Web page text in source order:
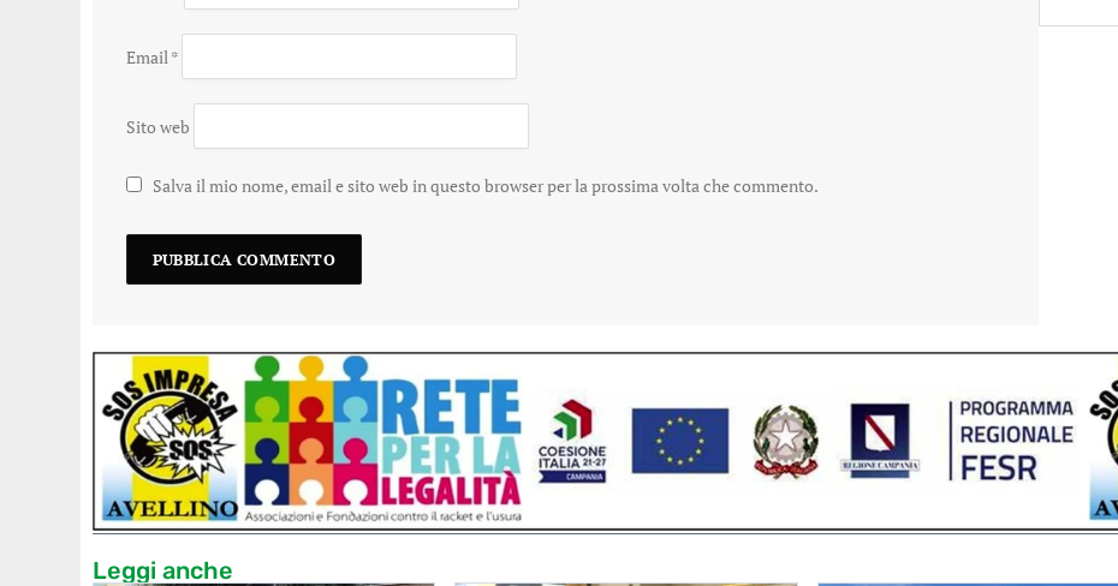
Email *
Sito web
Salva il mio nome, email e sito web in questo browser per la prossima volta che commento.
Leggi anche